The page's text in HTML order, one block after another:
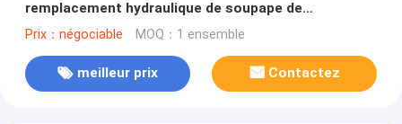
remplacement hydraulique de soupape de
commande R-7
Prix：négociable MOQ：1 ensemble
meilleur prix Contactez